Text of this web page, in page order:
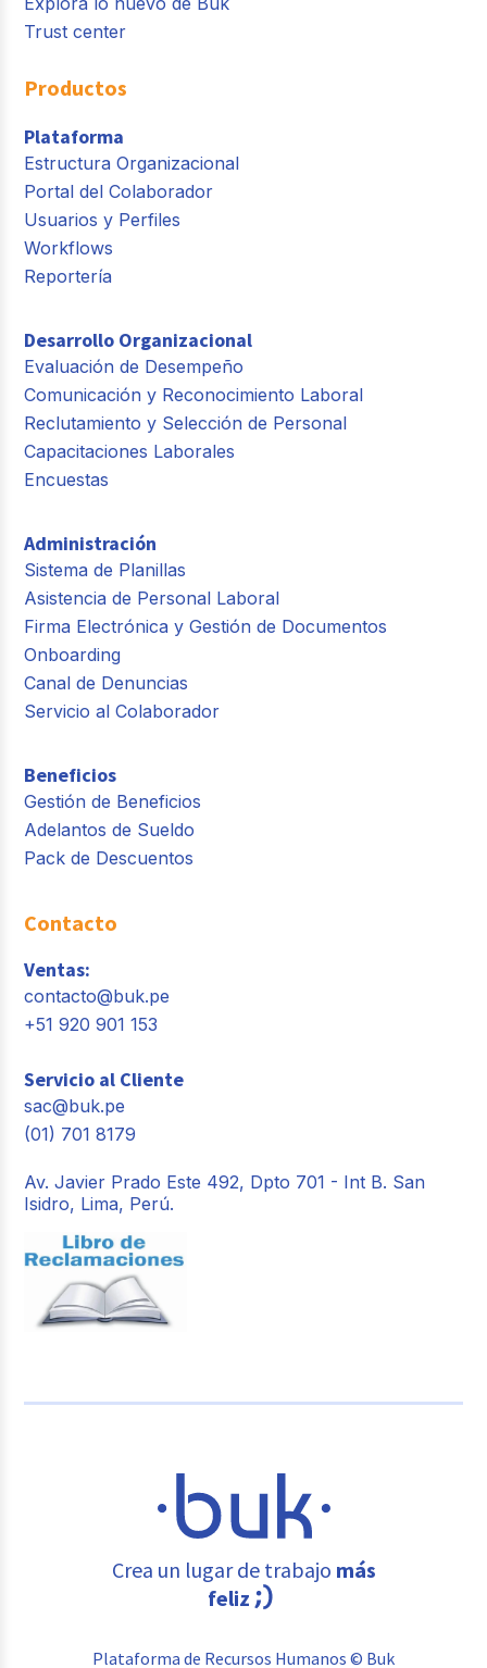
Trust center
Productos
Plataforma
Estructura Organizacional
Portal del Colaborador
Usuarios y Perfiles
Workflows
Reportería
Desarrollo Organizacional
Evaluación de Desempeño
Comunicación y Reconocimiento Laboral
Reclutamiento y Selección de Personal
Capacitaciones Laborales
Encuestas
Administración
Sistema de Planillas
Asistencia de Personal Laboral
Firma Electrónica y Gestión de Documentos
Onboarding
Canal de Denuncias
Servicio al Colaborador
Beneficios
Gestión de Beneficios
Adelantos de Sueldo
Pack de Descuentos
Contacto
Ventas:
contacto@buk.pe
+51 920 901 153
Servicio al Cliente
sac@buk.pe
(01) 701 8179
Av. Javier Prado Este 492, Dpto 701 - Int B. San
Isidro, Lima, Perú.
Crea un lugar de trabajo más
feliz
Plataforma de Recursos Humanos © Buk